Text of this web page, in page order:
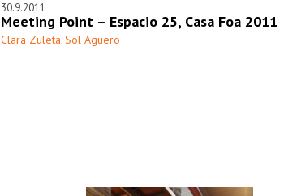
30.9.2011
Meeting Point – Espacio 25, Casa Foa 2011
Clara Zuleta, Sol Agüero